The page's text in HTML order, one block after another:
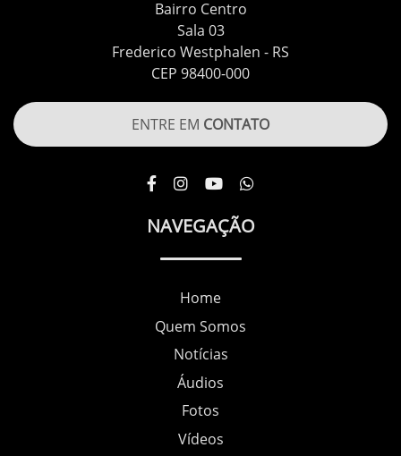
Bairro Centro
Sala 03
Frederico Westphalen - RS
CEP 98400-000
ENTRE EM CONTATO
NAVEGAÇÃO
Home
Quem Somos
Notícias
Áudios
Fotos
Vídeos